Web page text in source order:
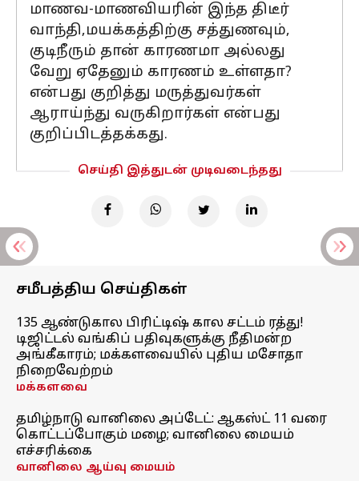
மாணவ-மாணவியரின் இந்த திடீர்
வாந்தி,மயக்கத்திற்கு சத்துணவும்,
குடிநீரும் தான் காரணமா அல்லது
வேறு ஏதேனும் காரணம் உள்ளதா?
என்பது குறித்து மருத்துவர்கள்
ஆராய்ந்து வருகிறார்கள் என்பது
குறிப்பிடத்தக்கது.
செய்தி இத்துடன் முடிவடைந்தது
சமீபத்திய செய்திகள்
135 ஆண்டுகால பிரிட்டிஷ் கால சட்டம் ரத்து!
டிஜிட்டல் வங்கிப் பதிவுகளுக்கு நீதிமன்ற
அங்கீகாரம்; மக்களவையில் புதிய மசோதா
நிறைவேற்றம்
மக்களவை
தமிழ்நாடு வானிலை அப்டேட்: ஆகஸ்ட் 11 வரை
கொட்டப்போகும் மழை; வானிலை மையம்
எச்சரிக்கை
வானிலை ஆய்வு மையம்